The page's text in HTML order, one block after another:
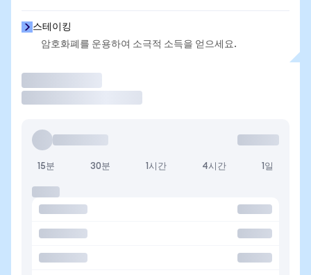
스테이킹
암호화폐를 운용하여 소극적 소득을 얻으세요.
15분 30분 1시간 4시간 1일